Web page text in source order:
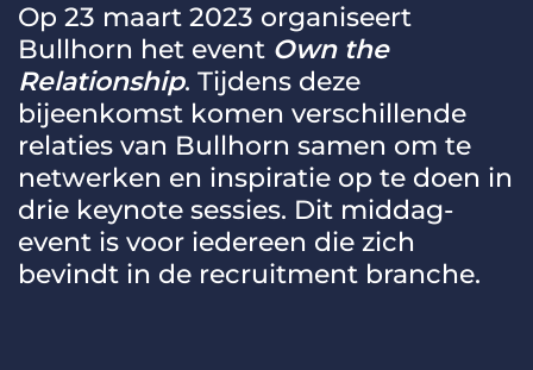
Vraag een demo aan Inloggen
Op 23 maart 2023 organiseert
Bullhorn het event Own the
Relationship. Tijdens deze
bijeenkomst komen verschillende
relaties van Bullhorn samen om te
netwerken en inspiratie op te doen in
drie keynote sessies. Dit middag-
event is voor iedereen die zich
bevindt in de recruitment branche.